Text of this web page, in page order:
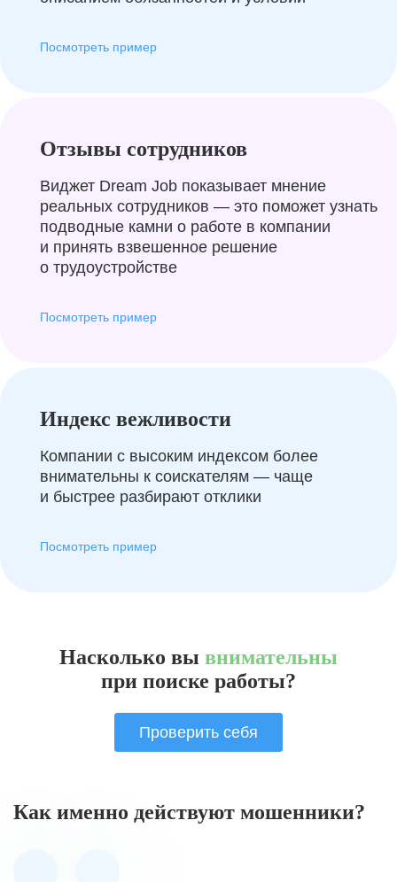
Посмотреть пример
Отзывы сотрудников
Виджет Dream Job показывает мнение
реальных сотрудников — это поможет узнать
подводные камни о работе в компании
и принять взвешенное решение
о трудоустройстве
Посмотреть пример
Индекс вежливости
Компании с высоким индексом более
внимательны к соискателям — чаще
и быстрее разбирают отклики
Посмотреть пример
Насколько вы внимательны
при поиске работы?
Проверить себя
Как именно действуют мошенники?